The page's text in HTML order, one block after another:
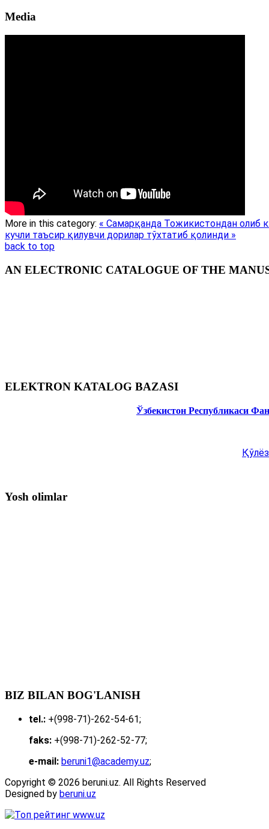
Media
More in this category: « Самарқанда Тожикистондан олиб
кучли таъсир қилувчи дорилар тўхтатиб қолинди »
back to top
AN ELECTRONIC CATALOGUE OF THE
ELEKTRON KATALOG BAZASI
Ўзбекистон Республикаси
Yosh olimlar
BIZ BILAN BOG'LANISH
tel.: +(998-71)-262-54-61;
faks: +(998-71)-262-52-77;
e-mail: beruni1@academy.uz;
Copyright © 2026 beruni.uz. All Rights Reserved
Designed by beruni.uz